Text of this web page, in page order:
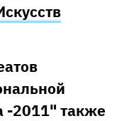
-2011" также